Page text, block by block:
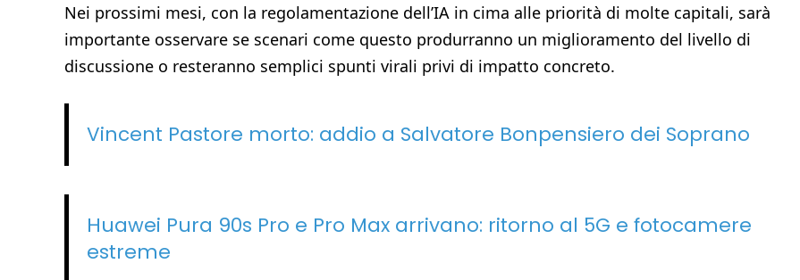
Nei prossimi mesi, con la regolamentazione dell’IA in cima alle priorità di molte capitali, sarà
importante osservare se scenari come questo produrranno un miglioramento del livello di
discussione o resteranno semplici spunti virali privi di impatto concreto.
Vincent Pastore morto: addio a Salvatore Bonpensiero dei Soprano
Huawei Pura 90s Pro e Pro Max arrivano: ritorno al 5G e fotocamere
estreme